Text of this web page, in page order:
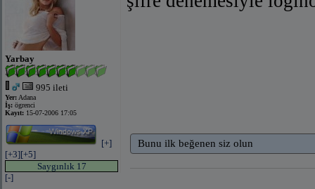
Yarbay
995 ileti
Yer: Adana
İş: ögrenci
Kayıt: 15-07-2006 17:05
[+]
[+3][+5]
Saygınlık 17
[-]
Bunu ilk beğenen siz olun